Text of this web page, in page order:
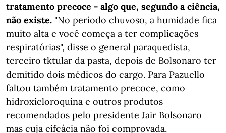
tratamento precoce - algo que, segundo a ciência,
não existe. "No período chuvoso, a humidade fica
muito alta e você começa a ter complicações
respiratórias", disse o general paraquedista,
terceiro tktular da pasta, depois de Bolsonaro ter
demitido dois médicos do cargo. Para Pazuello
faltou também tratamento precoce, como
hidroxicloroquina e outros produtos
recomendados pelo presidente Jair Bolsonaro
mas cuja eifcácia não foi comprovada.